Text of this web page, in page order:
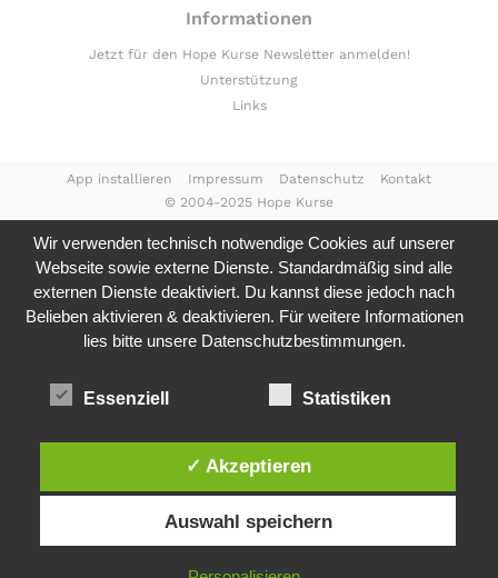
Informationen
Jetzt für den Hope Kurse Newsletter anmelden!
Unterstützung
Links
© 2004-2025 Hope Kurse
App installieren Impressum Datenschutz Kontakt
Wir verwenden technisch notwendige Cookies auf unserer
Webseite sowie externe Dienste. Standardmäßig sind alle
externen Dienste deaktiviert. Du kannst diese jedoch nach
Belieben aktivieren & deaktivieren. Für weitere Informationen
lies bitte unsere Datenschutzbestimmungen.
Essenziell Statistiken
✓ Akzeptieren
Auswahl speichern